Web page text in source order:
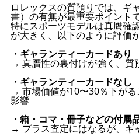
ロレックスの質預りでは、ギ
書）の有無が最重要ポイントで
特にスポーツモデルは真贋確
が大きく、以下のように評価
・ギャランティーカードあり
→ 真贋性の裏付けが強く、質
・ギャランティーカードなし
→ 市場価値が10〜30％下が
影響
・箱・コマ・冊子などの付属
→ プラス査定にはなるが、ギ